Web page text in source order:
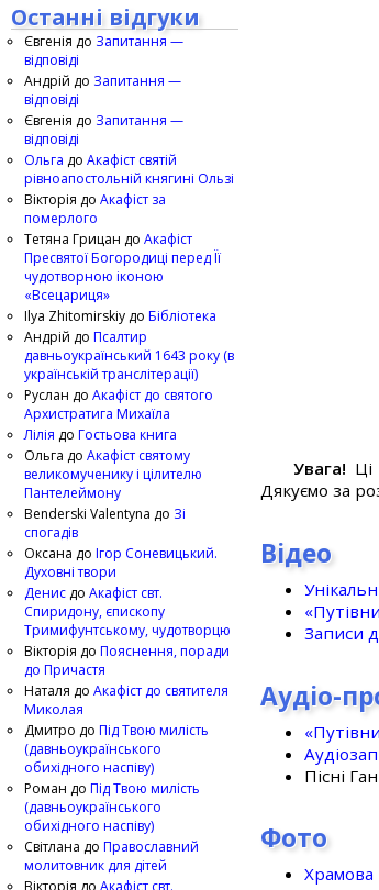
Увага!
Дякуємо за
Відео
Записи
Аудіо-
Пісні
Фото
Храмова
Останні відгуки
Євгенія до Запитання —
відповіді
Андрій до Запитання —
відповіді
Євгенія до Запитання —
відповіді
Ольга до Акафіст святій
рівноапостольній княгині Ользі
Вікторія до Акафіст за
померлого
Тетяна Грицан до Акафіст
Пресвятої Богородиці перед Її
чудотворною іконою
«Всецариця»
Ilya Zhitomirskiy до Бібліотека
Андрій до Псалтир
давньоукраїнський 1643 року (в
українській транслітерації)
Руслан до Акафіст до святого
Архистратига Михаїла
Лілія до Гостьова книга
Ольга до Акафіст святому
великомученику і цілителю
Пантелеймону
Benderski Valentyna до Зі
спогадів
Оксана до Ігор Соневицький.
Духовні твори
Денис до Акафіст свт.
Спиридону, єпископу
Тримифунтському, чудотворцю
Вікторія до Пояснення, поради
до Причастя
Наталя до Акафіст до святителя
Миколая
Дмитро до Під Твою милість
(давньоукраїнського
обихідного наспіву)
Роман до Під Твою милість
(давньоукраїнського
обихідного наспіву)
Світлана до Православний
молитовник для дітей
Вікторія до Акафіст свт.